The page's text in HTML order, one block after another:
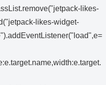
likes-
likes-widget-